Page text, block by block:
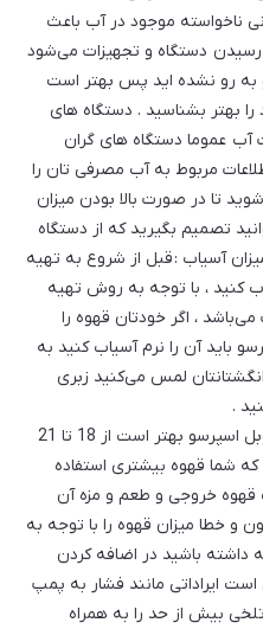
ناخواسته موجود در آب باعث
دستگاه و تجهیزات می‌شود
به رو نشده اید پس بهتر است
بهتر بشناسید . دستگاه های
عموما دستگاه های گران
مربوط به آب مصرفی تان را
تا در صورت بالا بودن میزان
تصمیم بگیرید که از دستگاه
آسیاب : قبل از شروع به تهیه
کنید ، با توجه به روش تهیه
، اگر خودتان قهوه را
باید آن را نرم آسیاب کنید به
لمس می‌کنید زبری
.
مقدار یا دوز : برای تهیه یک شات دوبل اسپرسو بهتر است از 18 تا 21
که شما قهوه بیشتری استفاده
قهوه خروجی و طعم و مزه آن
و خطا میزان قهوه را با توجه به
داشته باشید در اضافه کردن
ایراداتی مانند فشار به پمپ
بیش از حد را به همراه